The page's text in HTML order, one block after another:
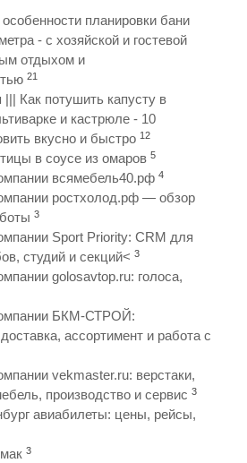
планировки бани
- с хозяйской и гостевой
отдыхом и
21
Как потушить капусту в
и кастрюле - 10
вкусно и быстро 12
в соусе из омаров 5
всямебель40.рф 4
ростхолод.рф — обзор
3
Sport Priority: CRM для
студий и секций< 3
golosavtop.ru: голоса,
БКМ-СТРОЙ:
ассортимент и работа с
vekmaster.ru: верстаки,
производство и сервис 3
авиабилеты: цены, рейсы,
3